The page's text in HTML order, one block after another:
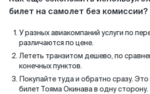
билет на самолет без комиссии?
У разных авиакомпаний услуги по
различаются по цене.
Лететь транзитом дешево, по
конечных пунктов.
Покупайте туда и обратно сразу.
билет Тояма Окинава в одну сторону.